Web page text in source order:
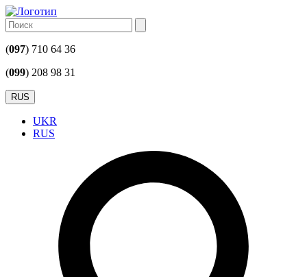
(097) 710 64 36
(099) 208 98 31
RUS
UKR
RUS